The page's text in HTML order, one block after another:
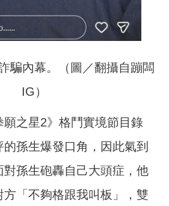
騙內幕。（圖／翻攝自蹦闆
IG）
願之星2》格鬥實境節目錄
孫生爆發口角，因此氣到
孫生砲轟自己大頭症，他
「不夠格跟我叫板」，雙